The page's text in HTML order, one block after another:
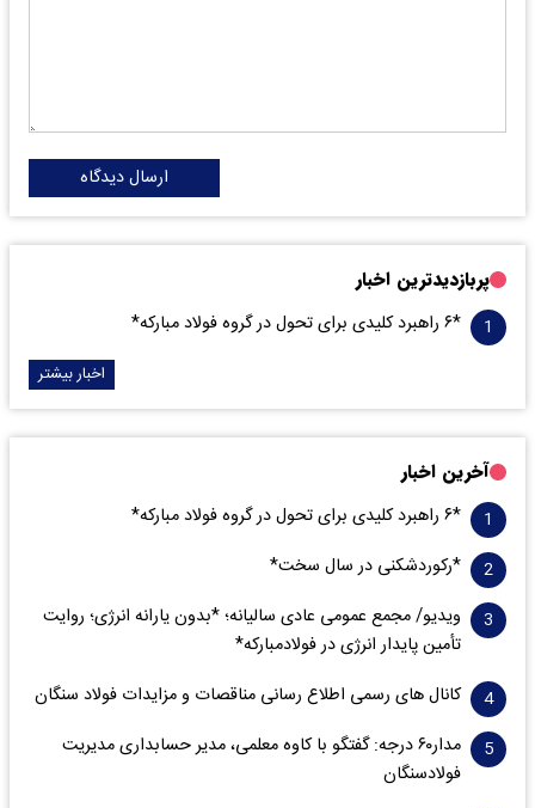
ارسال دیدگاه
پربازدیدترین اخبار
*۶ راهبرد کلیدی برای تحول در گروه فولاد مبارکه*
اخبار بیشتر
آخرین اخبار
*۶ راهبرد کلیدی برای تحول در گروه فولاد مبارکه*
*رکوردشکنی در سال سخت*
ویدیو/ مجمع عمومی عادی سالیانه؛ *بدون یارانه انرژی؛ روایت
تأمین پایدار انرژی در فولادمبارکه*
کانال های رسمی اطلاع رسانی مناقصات و مزایدات فولاد سنگان
مدار‌۶٠ درجه: گفتگو با کاوه معلمی، مدیر حسابداری مدیریت
فولادسنگان